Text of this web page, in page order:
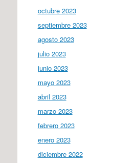
octubre 2023
septiembre 2023
agosto 2023
julio 2023
junio 2023
mayo 2023
abril 2023
marzo 2023
febrero 2023
enero 2023
diciembre 2022